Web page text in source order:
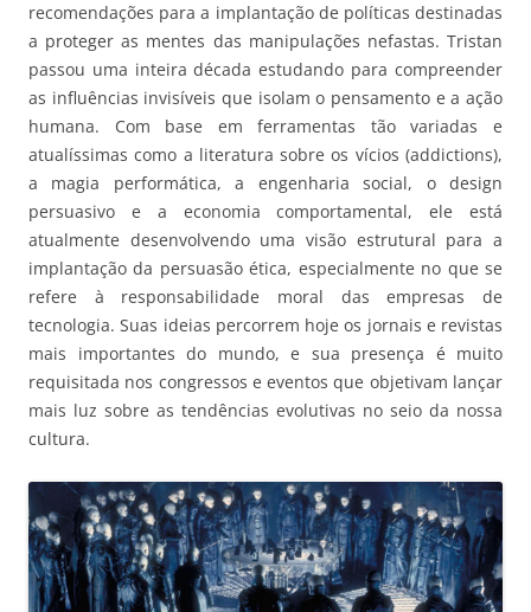
recomendações para a implantação de políticas destinadas
a proteger as mentes das manipulações nefastas. Tristan
passou uma inteira década estudando para compreender
as influências invisíveis que isolam o pensamento e a ação
humana. Com base em ferramentas tão variadas e
atualíssimas como a literatura sobre os vícios (addictions),
a magia performática, a engenharia social, o design
persuasivo e a economia comportamental, ele está
atualmente desenvolvendo uma visão estrutural para a
implantação da persuasão ética, especialmente no que se
refere à responsabilidade moral das empresas de
tecnologia. Suas ideias percorrem hoje os jornais e revistas
mais importantes do mundo, e sua presença é muito
requisitada nos congressos e eventos que objetivam lançar
mais luz sobre as tendências evolutivas no seio da nossa
cultura.